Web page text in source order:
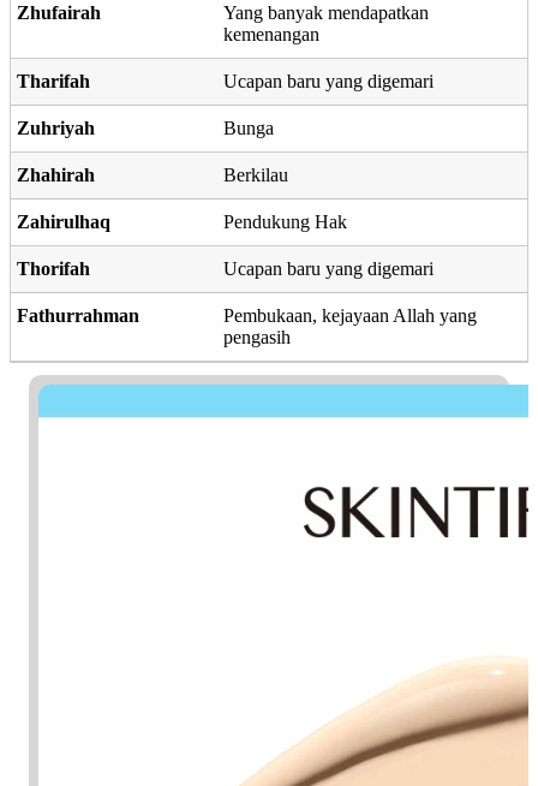
Zhufairah
Yang banyak mendapatkan
kemenangan
Tharifah Ucapan baru yang digemari
Zuhriyah Bunga
Zhahirah Berkilau
Zahirulhaq Pendukung Hak
Thorifah Ucapan baru yang digemari
Fathurrahman
Pembukaan, kejayaan Allah yang
pengasih